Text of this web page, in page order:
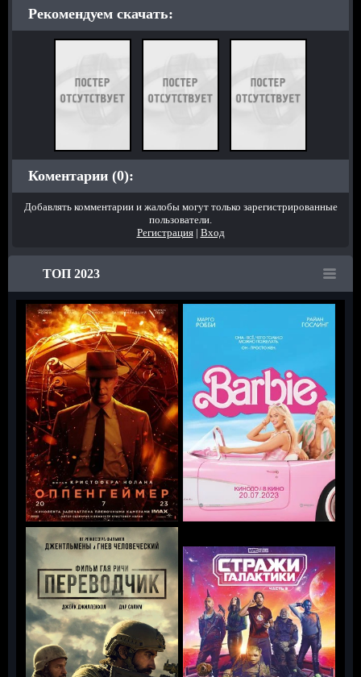
Рекомендуем скачать:
Коментарии (0):
Добавлять комментарии и жалобы могут только зарегистрированные
пользователи.
Регистрация| Вход
ТОП 2023